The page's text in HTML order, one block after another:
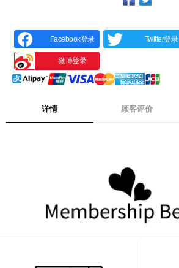
Facebook登录 Twitter登录
微博登录
详情 顾客评价